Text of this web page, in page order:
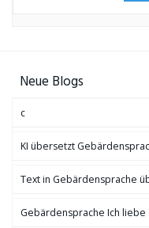
Neue Blogs
c
KI übersetzt
Text in Gebärdensprache
Gebärdensprache Ich liebe